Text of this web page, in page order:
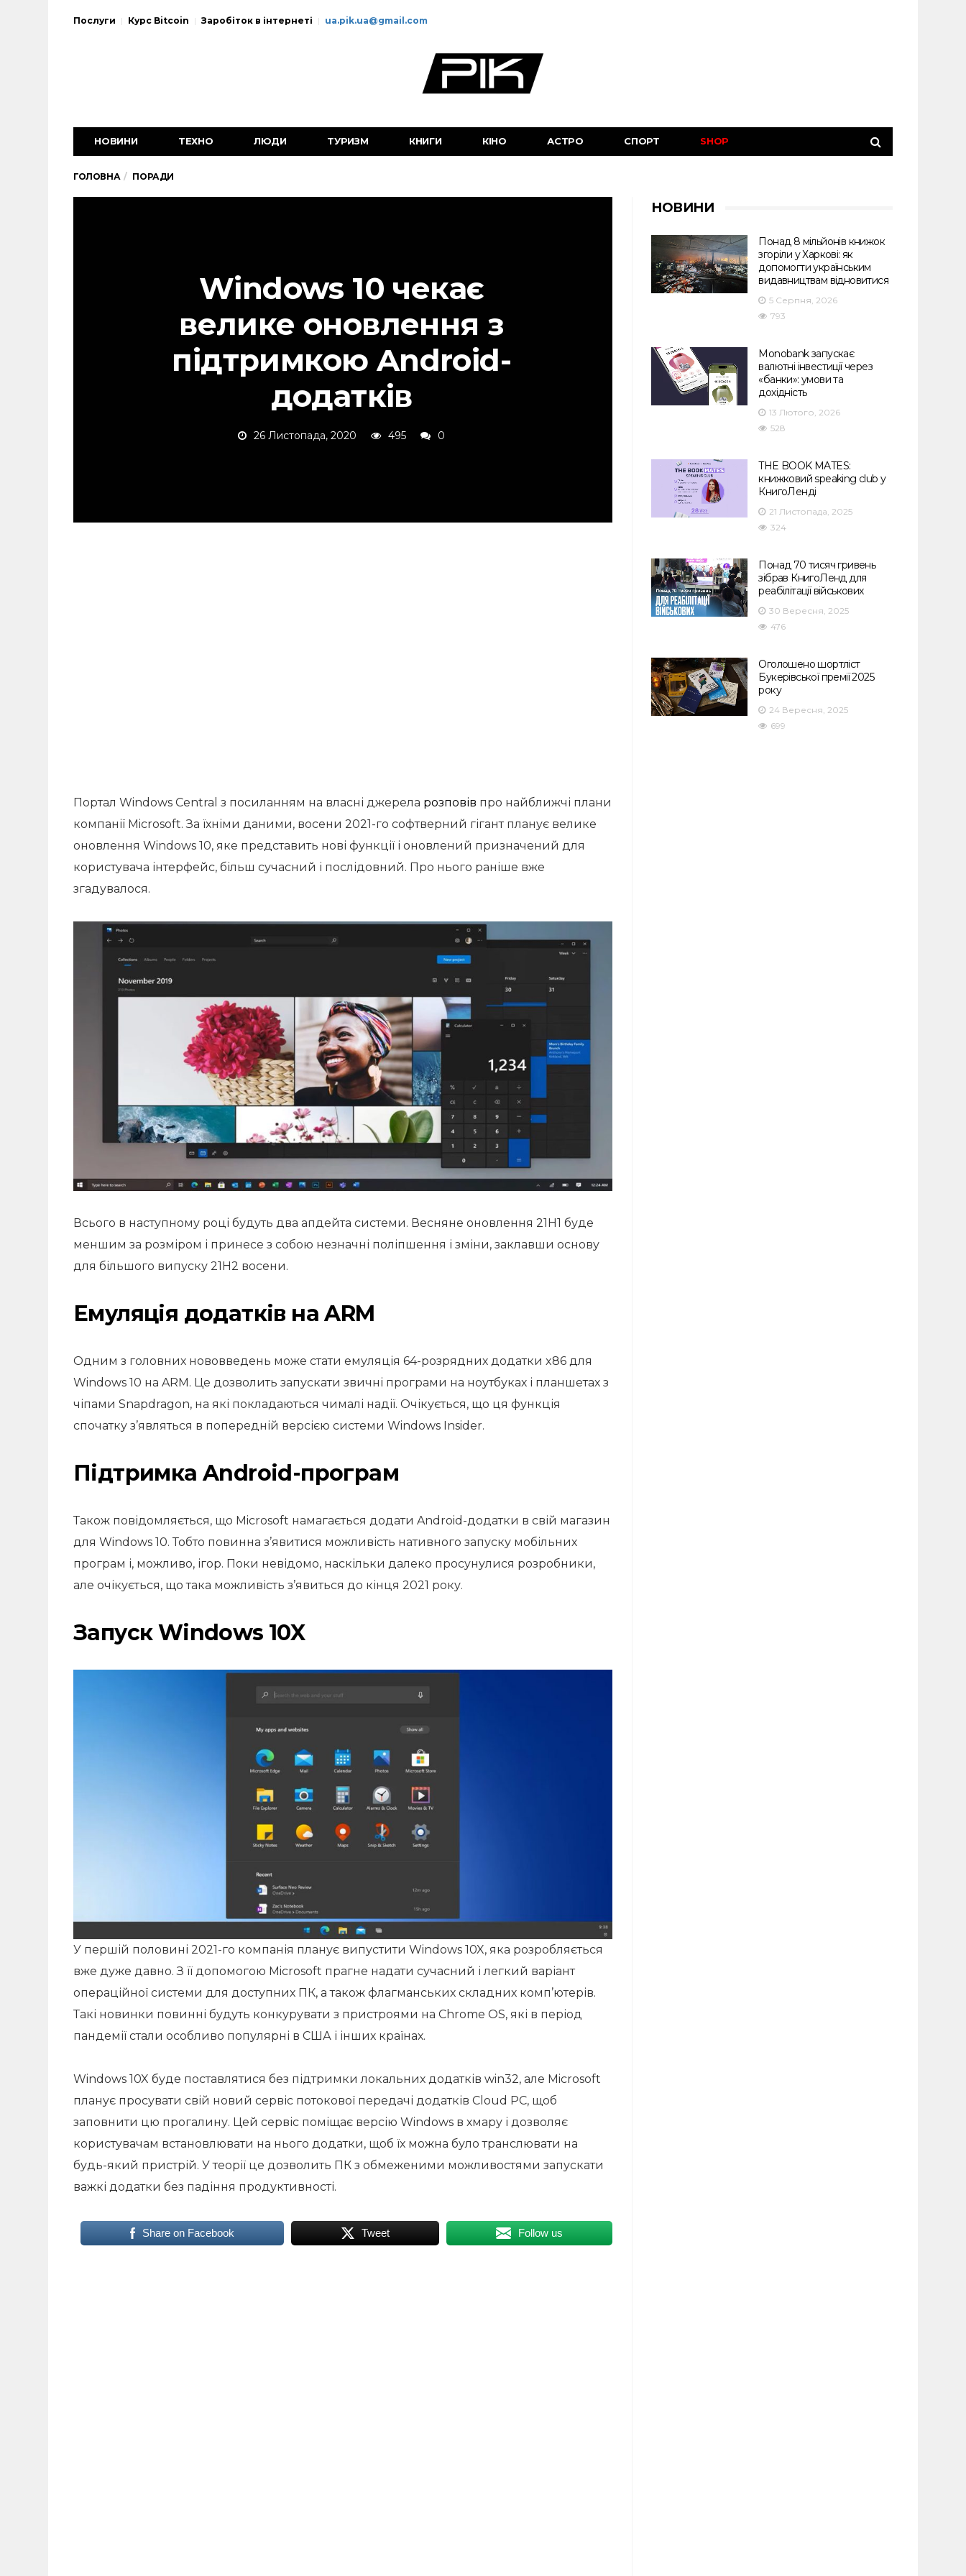
Послуги Курс Bitcoin Заробіток в інтернеті ua.pik.ua@gmail.com
НОВИНИ ТЕХНО ЛЮДИ ТУРИЗМ КНИГИ КІНО АСТРО СПОРТ SHOP
ГОЛОВНА ПОРАДИ
Windows 10 чекає
велике оновлення з
підтримкою Android-
додатків
26 Листопада, 2020 495 0
Портал Windows Central з посиланням на власні джерела розповів про найближчі плани
компанії Microsoft. За їхніми даними, восени 2021-го софтверний гігант планує велике
оновлення Windows 10, яке представить нові функції і оновлений призначений для
користувача інтерфейс, більш сучасний і послідовний. Про нього раніше вже
згадувалося.
Всього в наступному році будуть два апдейта системи. Весняне оновлення 21H1 буде
меншим за розміром і принесе з собою незначні поліпшення і зміни, заклавши основу
для більшого випуску 21H2 восени.
Емуляція додатків на ARM
Одним з головних нововведень може стати емуляція 64-розрядних додатки x86 для
Windows 10 на ARM. Це дозволить запускати звичні програми на ноутбуках і планшетах з
чіпами Snapdragon, на які покладаються чималі надії. Очікується, що ця функція
спочатку з’являться в попередній версією системи Windows Insider.
Підтримка Android-програм
Також повідомляється, що Microsoft намагається додати Android-додатки в свій магазин
для Windows 10. Тобто повинна з’явитися можливість нативного запуску мобільних
програм і, можливо, ігор. Поки невідомо, наскільки далеко просунулися розробники,
але очікується, що така можливість з’явиться до кінця 2021 року.
Запуск Windows 10X
У першій половині 2021-го компанія планує випустити Windows 10X, яка розробляється
вже дуже давно. З її допомогою Microsoft прагне надати сучасний і легкий варіант
операційної системи для доступних ПК, а також флагманських складних комп’ютерів.
Такі новинки повинні будуть конкурувати з пристроями на Chrome OS, які в період
пандемії стали особливо популярні в США і інших країнах.
Windows 10X буде поставлятися без підтримки локальних додатків win32, але Microsoft
планує просувати свій новий сервіс потокової передачі додатків Cloud PC, щоб
заповнити цю прогалину. Цей сервіс поміщає версію Windows в хмару і дозволяє
користувачам встановлювати на нього додатки, щоб їх можна було транслювати на
будь-який пристрій. У теорії це дозволить ПК з обмеженими можливостями запускати
важкі додатки без падіння продуктивності.
Share on Facebook Tweet Follow us
НОВИНИ
Понад 8 мільйонів книжок
згоріли у Харкові: як
допомогти українським
видавництвам відновитися
5 Серпня, 2026
793
Monobank запускає
валютні інвестиції через
«банки»: умови та
дохідність
13 Лютого, 2026
528
THE BOOK MATES:
книжковий speaking club у
КнигоЛенді
21 Листопада, 2025
324
Понад 70 тисяч гривень
зібрав КнигоЛенд для
реабілітації військових
30 Вересня, 2025
476
Оголошено шортліст
Букерівської премії 2025
року
24 Вересня, 2025
699